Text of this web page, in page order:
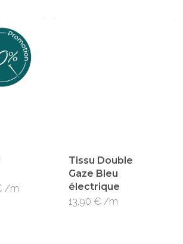
Le
/m
Tissu Double
Gaze Bleu
électrique
13,90 € /m